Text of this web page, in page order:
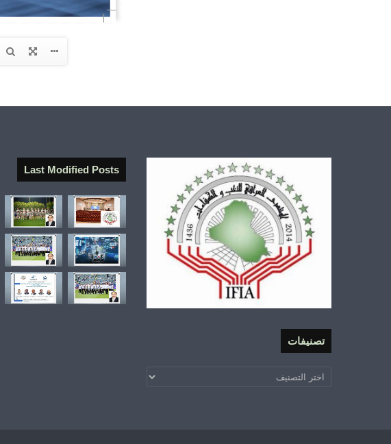
تصنيفات
تصنيفات
Last Modified Posts